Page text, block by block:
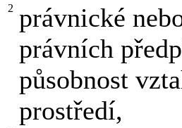
2 právnické
právních
působnost
prostředí,